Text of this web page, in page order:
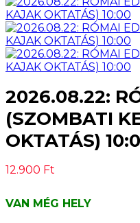
2026.08.22:
(SZOMBATI
OKTATÁS)
12.900 Ft
VAN MÉG HELY